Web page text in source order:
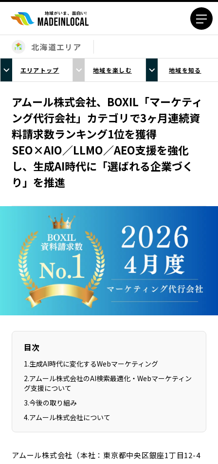
エリアから探す
北海道エリア
青森エリア
宮城エリア
秋田エリア
福島エリア
茨城エリア
栃木エリア
群馬エリア
埼玉エリア
千葉エリア
東京23区エリア
多摩エリア
神奈川エリア
福井エリア
長野エリア
岐阜エリア
静岡エリア
愛知エリア
三重エリア
滋賀エリア
京都エリア
大阪市エリア
北摂エリア
堺・泉州エリア
河内エリア
岡山エリア
山口エリア
徳島エリア
香川エリア
愛媛エリア
沖縄エリア
北海道エリア
エリアトップ 地域を楽しむ 地域を知る
アムール株式会社、BOXIL「マーケティ
ング代行会社」カテゴリで3ヶ月連続資
料請求数ランキング1位を獲得
SEO×AIO／LLMO／AEO支援を強化
し、生成AI時代に「選ばれる企業づく
り」を推進
目次
1.生成AI時代に変化するWebマーケティング
2.アムール株式会社のAI検索最適化・Webマーケティン
グ支援について
3.今後の取り組み
4.アムール株式会社について
アムール株式会社（本社：東京都中央区銀座1丁目12-4